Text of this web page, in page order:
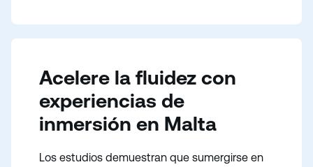
Acelere la fluidez con
experiencias de
inmersión en Malta
Los estudios demuestran que sumergirse en